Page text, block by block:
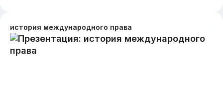
история международного права